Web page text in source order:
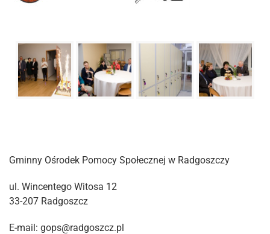
Gminny Ośrodek Pomocy Społecznej w Radgoszczy
ul. Wincentego Witosa 12
33-207 Radgoszcz
E-mail: gops@radgoszcz.pl